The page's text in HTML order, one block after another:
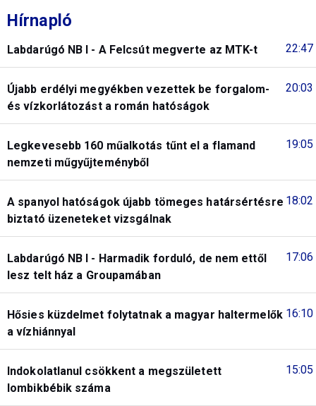
Hírnapló
22:47
Labdarúgó NB I - A Felcsút megverte az MTK-t
20:03
Újabb erdélyi megyékben vezettek be forgalom-
és vízkorlátozást a román hatóságok
19:05
Legkevesebb 160 műalkotás tűnt el a flamand
nemzeti műgyűjteményből
18:02
A spanyol hatóságok újabb tömeges határsértésre
biztató üzeneteket vizsgálnak
17:06
Labdarúgó NB I - Harmadik forduló, de nem ettől
lesz telt ház a Groupamában
16:10
Hősies küzdelmet folytatnak a magyar haltermelők
a vízhiánnyal
15:05
Indokolatlanul csökkent a megszületett
lombikbébik száma